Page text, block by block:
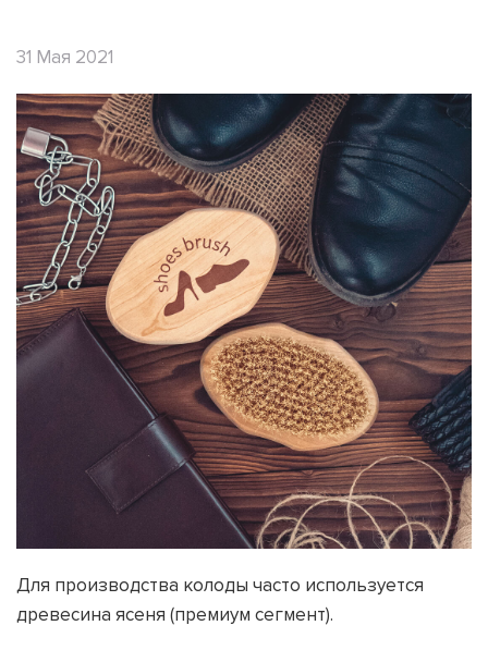
31 Мая 2021
Для производства колоды часто используется
древесина ясеня (премиум сегмент).